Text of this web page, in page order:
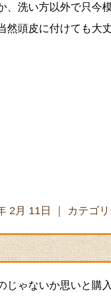
、洗い方以外で只今
然頭皮に付けても大
2月 11日 ｜ カテゴ
じゃないか思いと購